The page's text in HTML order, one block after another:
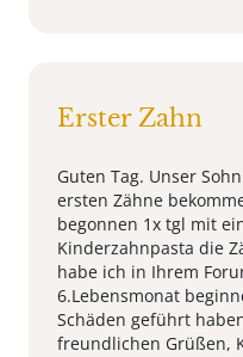
Erster Zahn
Guten Tag. Unser
ersten Zähne
begonnen 1x tgl mit
Kinderzahnpasta die
habe ich in Ihrem
6.Lebensmonat
Schäden geführt
freundlichen Grüßen,